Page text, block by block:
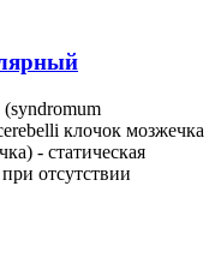
клочок мозжечка
- статическая
отсутствии